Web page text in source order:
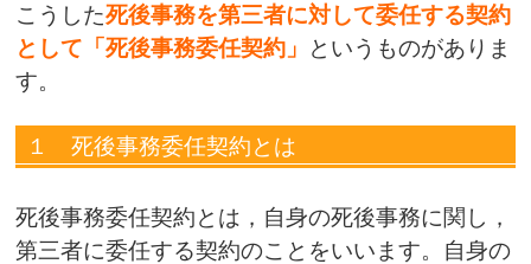
こうした死後事務を第三者に対して委任する契約
として「死後事務委任契約」
というものがありま
す。
１ 死後事務委任契約とは
死後事務委任契約とは，自身の死後事務に関し，
第三者に委任する契約のことをいいます。自身の